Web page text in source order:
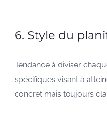
6. Style du
Tendance à diviser
spécifiques visant à
concret mais toujours